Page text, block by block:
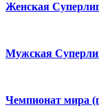
Женская
Мужская
Чемпионат мира